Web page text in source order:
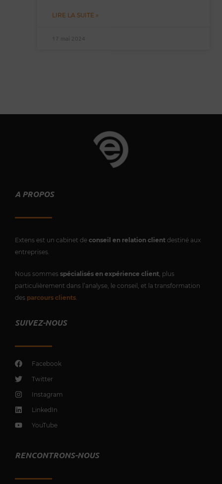
LIRE LA SUITE »
17 mai 2024
A PROPOS
Extens est un cabinet de conseil en relation client destiné aux
entreprises.
Nous sommes spécialisés en expérience client , plus
particulièrement dans l’analyse, le conseil, et la transformation
des parcours clients
SUIVEZ-NOUS
Facebook
Twitter
Instagram
LinkedIn
YouTube
RENCONTRONS-NOUS